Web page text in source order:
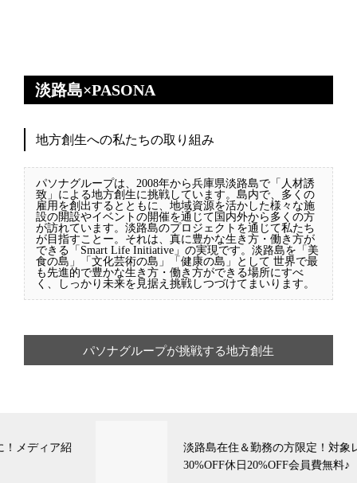
淡路島×PASONA
地方創生への私たちの取り組み
パソナグループは、2008年から兵庫県淡路島で「人材誘
致」による地方創生に挑戦しています。島内で、多くの
雇用を創出するとともに、地域資源を活かした様々な施
設の開設やイベントの開催を通じて国内外から多くの方
が訪れています。淡路島のプロジェクトを通じて私たち
が目指すことー。それは、真に豊かな生き方・働き方が
できる「Smart Life Initiative」の実現です。淡路島を「美
食の島」「文化芸術の島」「健康の島」として 世界で最
も先進的で豊かな生き方・働き方ができる場所にすべ
く、しっかり未来を見据え挑戦しつづけてまいります。
パソナグループが挑戦する地方創生
淡路島在住＆勤務の方限定！対象レストラン平日
30%OFF休日20%OFF会員費無料♪